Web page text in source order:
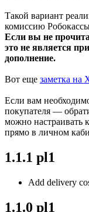
Такой вариант
комиссию Робокассы
Если вы не
это не является
дополнение.
Вот еще заметка на
Если вам
покупателя —
можно настраивать
прямо в личном
1.1.1 pl1
Add delivery
1.1.0 pl1